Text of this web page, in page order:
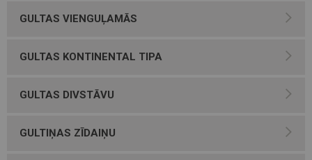
GULTAS VIENGUĻAMĀS
GULTAS KONTINENTAL TIPA
GULTAS DIVSTĀVU
GULTIŅAS ZĪDAIŅU